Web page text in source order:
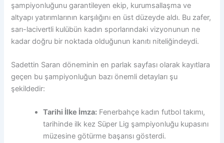
şampiyonluğunu garantileyen ekip, kurumsallaşma ve
altyapı yatırımlarının karşılığını en üst düzeyde aldı. Bu zafer,
sarı-lacivertli kulübün kadın sporlarındaki vizyonunun ne
kadar doğru bir noktada olduğunun kanıtı niteliğindeydi.
Sadettin Saran döneminin en parlak sayfası olarak kayıtlara
geçen bu şampiyonluğun bazı önemli detayları şu
şekildedir:
Tarihi İlke İmza: Fenerbahçe kadın futbol takımı,
tarihinde ilk kez Süper Lig şampiyonluğu kupasını
müzesine götürme başarısı gösterdi.